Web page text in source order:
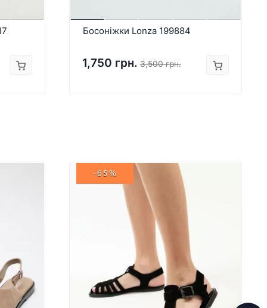
Босоніжки Lonza 199884
1,750 грн. 3,500 грн.
-65%